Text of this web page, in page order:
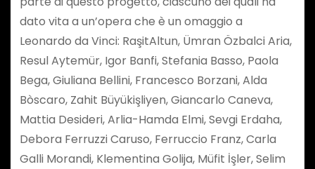
dato vita a un’opera che è un omaggio a
Leonardo da Vinci: RaşitAltun, Ümran Özbalci Aria,
Resul Aytemür, Igor Banfi, Stefania Basso, Paola
Bega, Giuliana Bellini, Francesco Borzani, Alda
Bòscaro, Zahit Büyükişliyen, Giancarlo Caneva,
Mattia Desideri, Arlia-Hamda Elmi, Sevgi Erdaha,
Debora Ferruzzi Caruso, Ferruccio Franz, Carla
Galli Morandi, Klementina Golija, Müfit İşler, Selim